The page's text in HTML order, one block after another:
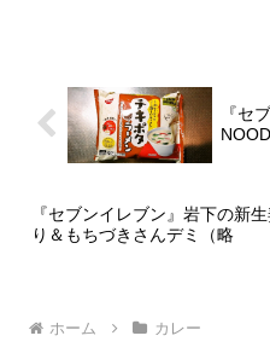
『セ
『セブンイレブン』岩下の新
り＆もちづきさんデミ（略
ホーム カレー